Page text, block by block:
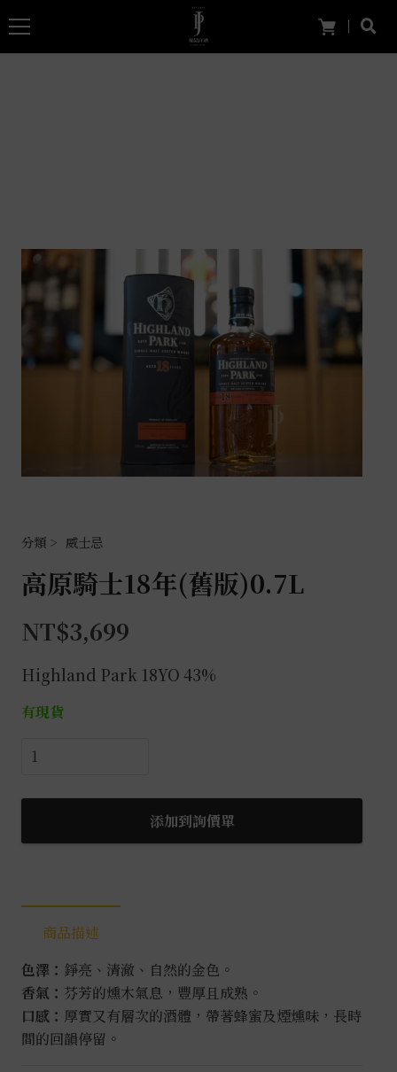
威士忌
高原騎士18年(舊版)0.7L
NT$3,699
Highland Park 18YO 43%
有現貨
高
騎
18
版)0.7L
添加到詢價單
商品描述
色澤： 錚亮、清澈、自然的金色。
香氣： 芬芳的燻木氣息，豐厚且成熟。
口感： 厚實又有層次的酒體，帶著蜂蜜及煙燻味，長時
間的回韻停留。